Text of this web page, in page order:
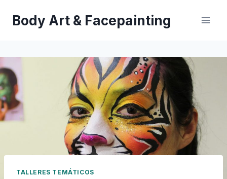
Body Art & Facepainting
TALLERES TEMÁTICOS